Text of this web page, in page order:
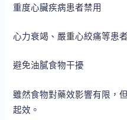
重度心臟疾病患者禁用
心力衰竭、嚴重心絞痛等患
避免油膩食物干擾
雖然食物對藥效影響有限，
起效。